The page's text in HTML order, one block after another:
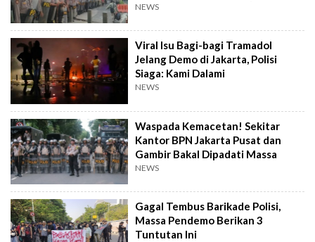
NEWS
Viral Isu Bagi-bagi Tramadol
Jelang Demo di Jakarta, Polisi
Siaga: Kami Dalami
NEWS
Waspada Kemacetan! Sekitar
Kantor BPN Jakarta Pusat dan
Gambir Bakal Dipadati Massa
NEWS
Gagal Tembus Barikade Polisi,
Massa Pendemo Berikan 3
Tuntutan Ini